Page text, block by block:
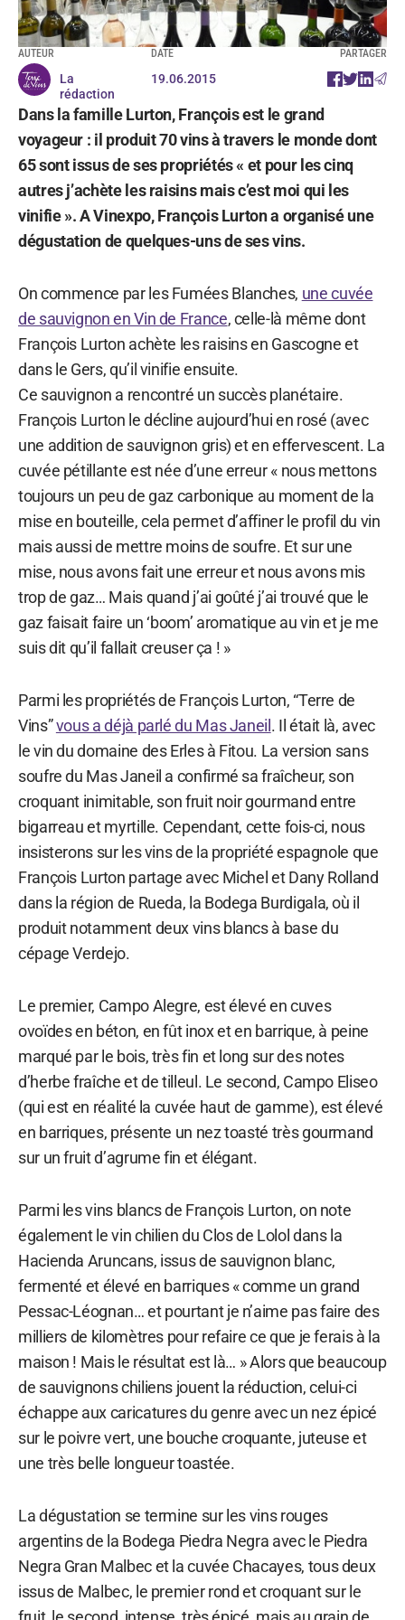
AUTEUR
La
rédaction
DATE
19.06.2015
PARTAGER
Dans la famille Lurton, François est le grand
voyageur : il produit 70 vins à travers le monde dont
65 sont issus de ses propriétés « et pour les cinq
autres j’achète les raisins mais c’est moi qui les
vinifie ». A Vinexpo, François Lurton a organisé une
dégustation de quelques-uns de ses vins.
On commence par les Fumées Blanches, une cuvée
de sauvignon en Vin de France, celle-là même dont
François Lurton achète les raisins en Gascogne et
dans le Gers, qu’il vinifie ensuite.
Ce sauvignon a rencontré un succès planétaire.
François Lurton le décline aujourd’hui en rosé (avec
une addition de sauvignon gris) et en effervescent. La
cuvée pétillante est née d’une erreur « nous mettons
toujours un peu de gaz carbonique au moment de la
mise en bouteille, cela permet d’affiner le profil du vin
mais aussi de mettre moins de soufre. Et sur une
mise, nous avons fait une erreur et nous avons mis
trop de gaz… Mais quand j’ai goûté j’ai trouvé que le
gaz faisait faire un ‘boom’ aromatique au vin et je me
suis dit qu’il fallait creuser ça ! »
Parmi les propriétés de François Lurton, “Terre de
Vins”vous a déjà parlé du Mas Janeil . Il était là, avec
le vin du domaine des Erles à Fitou. La version sans
soufre du Mas Janeil a confirmé sa fraîcheur, son
croquant inimitable, son fruit noir gourmand entre
bigarreau et myrtille. Cependant, cette fois-ci, nous
insisterons sur les vins de la propriété espagnole que
François Lurton partage avec Michel et Dany Rolland
dans la région de Rueda, la Bodega Burdigala, où il
produit notamment deux vins blancs à base du
cépage Verdejo.
Le premier, Campo Alegre, est élevé en cuves
ovoïdes en béton, en fût inox et en barrique, à peine
marqué par le bois, très fin et long sur des notes
d’herbe fraîche et de tilleul. Le second, Campo Eliseo
(qui est en réalité la cuvée haut de gamme), est élevé
en barriques, présente un nez toasté très gourmand
sur un fruit d’agrume fin et élégant.
Parmi les vins blancs de François Lurton, on note
également le vin chilien du Clos de Lolol dans la
Hacienda Aruncans, issus de sauvignon blanc,
fermenté et élevé en barriques « comme un grand
Pessac-Léognan… et pourtant je n’aime pas faire des
milliers de kilomètres pour refaire ce que je ferais à la
maison ! Mais le résultat est là… » Alors que beaucoup
de sauvignons chiliens jouent la réduction, celui-ci
échappe aux caricatures du genre avec un nez épicé
sur le poivre vert, une bouche croquante, juteuse et
une très belle longueur toastée.
La dégustation se termine sur les vins rouges
argentins de la Bodega Piedra Negra avec le Piedra
Negra Gran Malbec et la cuvée Chacayes, tous deux
issus de Malbec, le premier rond et croquant sur le